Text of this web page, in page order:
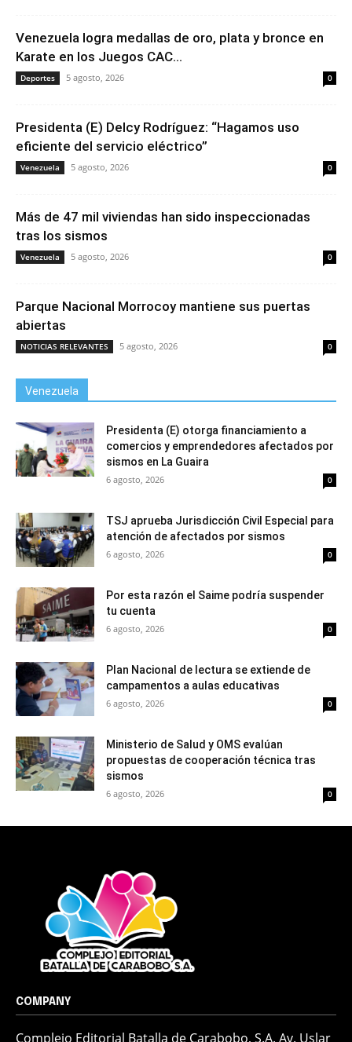
Venezuela logra medallas de oro, plata y bronce en
Karate en los Juegos CAC...
Deportes 5 agosto, 2026 0
Presidenta (E) Delcy Rodríguez: “Hagamos uso
eficiente del servicio eléctrico”
Venezuela 5 agosto, 2026 0
Más de 47 mil viviendas han sido inspeccionadas
tras los sismos
Venezuela 5 agosto, 2026 0
Parque Nacional Morrocoy mantiene sus puertas
abiertas
NOTICIAS RELEVANTES 5 agosto, 2026 0
Venezuela
Presidenta (E) otorga financiamiento a
comercios y emprendedores afectados por
sismos en La Guaira
6 agosto, 2026 0
TSJ aprueba Jurisdicción Civil Especial para
atención de afectados por sismos
6 agosto, 2026 0
Por esta razón el Saime podría suspender
tu cuenta
6 agosto, 2026 0
Plan Nacional de lectura se extiende de
campamentos a aulas educativas
6 agosto, 2026 0
Ministerio de Salud y OMS evalúan
propuestas de cooperación técnica tras
sismos
6 agosto, 2026 0
COMPANY
Complejo Editorial Batalla de Carabobo, S.A. Av. Uslar